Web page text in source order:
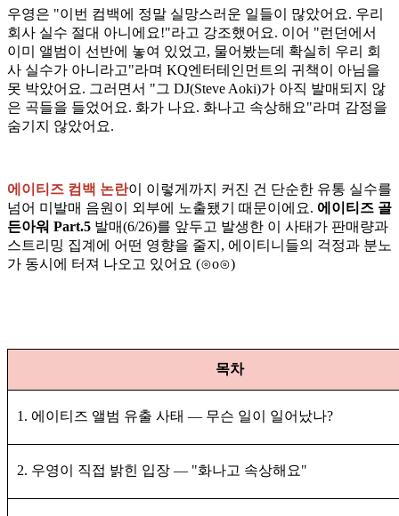
우영은 "이번 컴백에 정말 실망스러운 일들이 많았어요. 우리
회사 실수 절대 아니에요!"라고 강조했어요. 이어 "런던에서
이미 앨범이 선반에 놓여 있었고, 물어봤는데 확실히 우리 회
사 실수가 아니라고"라며 KQ엔터테인먼트의 귀책이 아님을
못 박았어요. 그러면서 "그 DJ(Steve Aoki)가 아직 발매되지 않
은 곡들을 들었어요. 화가 나요. 화나고 속상해요"라며 감정을
숨기지 않았어요.
에이티즈 컴백 논란이 이렇게까지 커진 건 단순한 유통 실수를
넘어 미발매 음원이 외부에 노출됐기 때문이에요. 에이티즈 골
든아워 Part.5 발매(6/26)를 앞두고 발생한 이 사태가 판매량과
스트리밍 집계에 어떤 영향을 줄지, 에이티니들의 걱정과 분노
가 동시에 터져 나오고 있어요 (⊙o⊙)
목차
1. 에이티즈 앨범 유출 사태 — 무슨 일이 일어났나?
2. 우영이 직접 밝힌 입장 — "화나고 속상해요"